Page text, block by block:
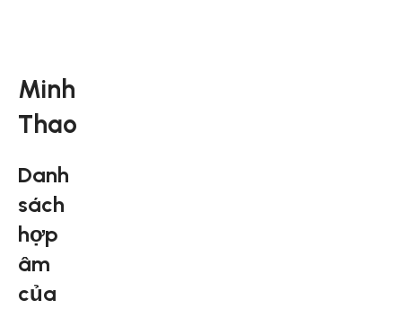
Minh
Thao
Danh
sách
hợp
âm
của